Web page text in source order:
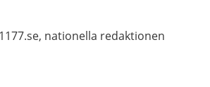
1177.se, nationella redaktionen